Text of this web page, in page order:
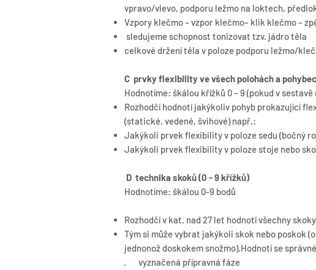
vpravo/vlevo, podporu ležmo na loktech,
Vzpory klečmo – vzpor klečmo– klik klečmo –
sledujeme schopnost tonizovat tzv. jádro těla
celkové držení těla v poloze podporu ležmo/
C prvky flexibility ve všech polohách a
Hodnotíme: škálou křížků 0 – 9 (pokud v
Rozhodčí hodnotí jakýkoliv pohyb prokazující
(statické, vedené, švihové) např.:
Jakýkoli prvek flexibility v poloze sedu (bočný
Jakýkoli prvek flexibility v poloze stoje nebo
D technika skoků (0 - 9 křížků)
Hodnotíme: škálou 0-9 bodů
Rozhodčí v kat. nad 27 let hodnotí všechny
Tým si může vybrat jakýkoli skok nebo poskok
jednonož doskokem snožmo).Hodnotí se
· vyznačená přípravná fáze